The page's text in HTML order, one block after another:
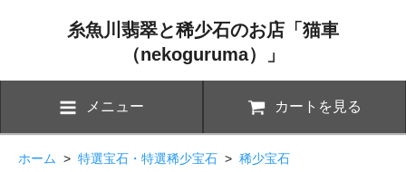
糸魚川翡翠と稀少石のお店「猫車
（nekoguruma）」
メニュー カートを見る
ホーム > 特選宝石・特選稀少宝石 > 稀少宝石